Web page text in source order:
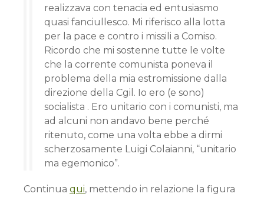
realizzava con tenacia ed entusiasmo
quasi fanciullesco. Mi riferisco alla lotta
per la pace e contro i missili a Comiso.
Ricordo che mi sostenne tutte le volte
che la corrente comunista poneva il
problema della mia estromissione dalla
direzione della Cgil. Io ero (e sono)
socialista . Ero unitario con i comunisti, ma
ad alcuni non andavo bene perché
ritenuto, come una volta ebbe a dirmi
scherzosamente Luigi Colaianni, “unitario
ma egemonico”.
Continua qui, mettendo in relazione la figura